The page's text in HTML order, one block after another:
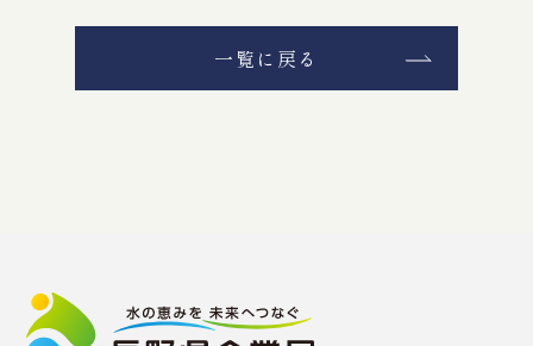
一覧に戻る